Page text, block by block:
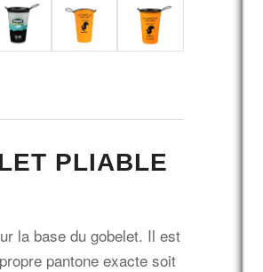
PLIABLE
la base du gobelet. Il est
pantone exacte soit